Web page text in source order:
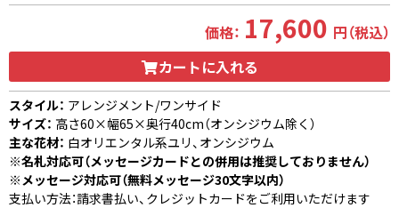
価格： 17,600 円（税込）
カートに入れる
スタイル： アレンジメント/ワンサイド
サイズ： 高さ60×幅65×奥行40cm（オンシジウム除く）
主な花材： 白オリエンタル系ユリ、オンシジウム
※名札対応可（メッセージカードとの併用は推奨しておりません）
※メッセージ対応可（無料メッセージ30文字以内）
支払い方法：請求書払い、クレジットカードをご利用いただけます